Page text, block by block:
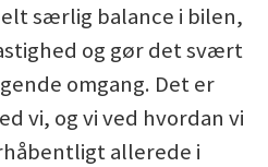
særlig balance i bilen,
og gør det svært
omgang. Det er
vi, og vi ved hvordan vi
allerede i